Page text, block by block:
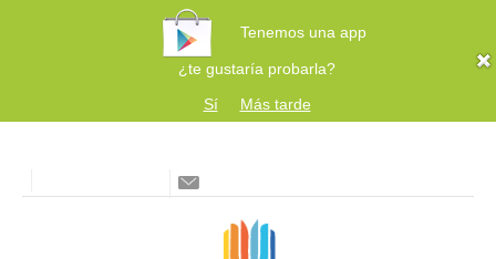
Tenemos una app
¿te gustaría probarla?
Sí
Más tarde